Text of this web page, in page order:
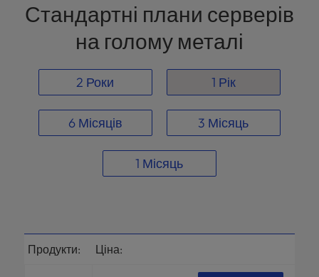
Стандартні плани серверів
на голому металі
2 Роки 1 Рік
6 Місяців 3 Місяць
1 Місяць
Продукти: Ціна: